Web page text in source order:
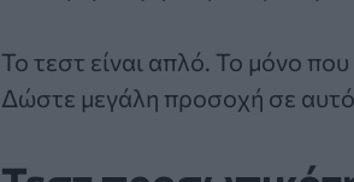
Το τεστ είναι απλό. Το μόνο που
Δώστε μεγάλη προσοχή σε